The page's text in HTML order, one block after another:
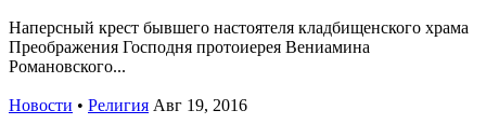
Наперсный крест бывшего настоятеля кладбищенского храма
Преображения Господня протоиерея Вениамина
Романовского...
Новости • Религия Авг 19, 2016